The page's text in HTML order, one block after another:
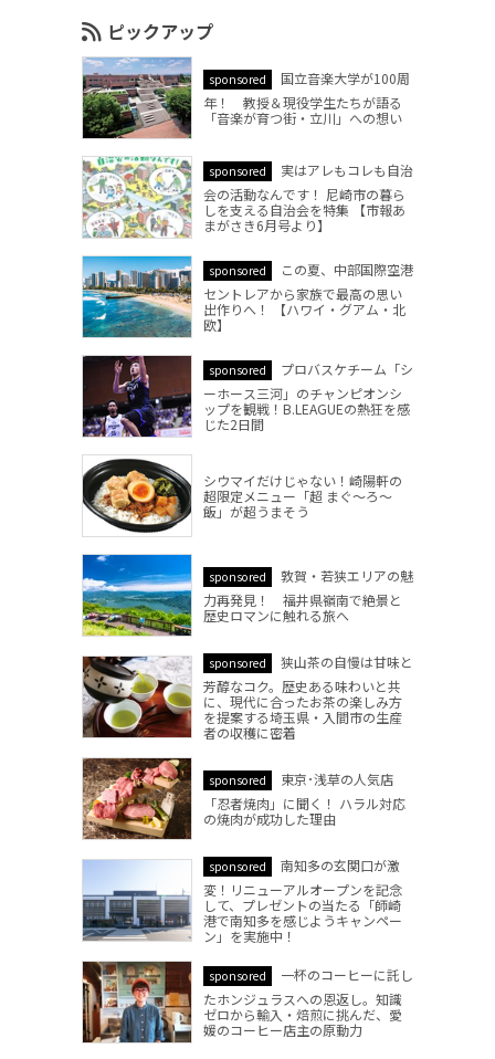
ピックアップ
sponsored
国立音楽大学が100周
年！ 教授＆現役学生たちが語る
「音楽が育つ街・立川」への想い
sponsored
実はアレもコレも自治
会の活動なんです！ 尼崎市の暮ら
しを支える自治会を特集 【市報あ
まがさき6月号より】
sponsored
この夏、中部国際空港
セントレアから家族で最高の思い
出作りへ！ 【ハワイ・グアム・北
欧】
sponsored
プロバスケチーム「シ
ーホース三河」のチャンピオンシ
ップを観戦！B.LEAGUEの熱狂を感
じた2日間
シウマイだけじゃない！崎陽軒の
超限定メニュー「超 まぐ～ろ～
飯」が超うまそう
sponsored
敦賀・若狭エリアの魅
力再発見！ 福井県嶺南で絶景と
歴史ロマンに触れる旅へ
sponsored
狭山茶の自慢は甘味と
芳醇なコク。歴史ある味わいと共
に、現代に合ったお茶の楽しみ方
を提案する埼玉県・入間市の生産
者の収穫に密着
sponsored
東京･浅草の人気店
「忍者焼肉」に聞く！ ハラル対応
の焼肉が成功した理由
sponsored
南知多の玄関口が激
変！リニューアルオープンを記念
して、プレゼントの当たる「師崎
港で南知多を感じようキャンペー
ン」を実施中！
sponsored
一杯のコーヒーに託し
たホンジュラスへの恩返し。知識
ゼロから輸入・焙煎に挑んだ、愛
媛のコーヒー店主の原動力